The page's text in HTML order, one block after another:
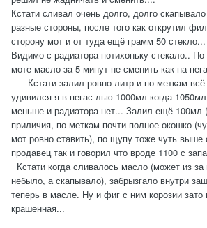
Кстати сливал очень долго, долго
разные стороны, после того как открутил
сторону мот и от туда ещё грамм 50
Видимо с радиатора потихоньку стекало..
моте масло за 5 минут не сменить как на
Кстати залил ровно литр и по меткам
удивился я в пегас лью 1000мл когда
меньше и радиатора нет... Залил ещё 100мл
приличия, по меткам почти полное окошко
мот ровно ставить), по щупу тоже чуть выше
продавец так и говорил что вроде 1100 с
Кстати когда сливалось масло (может из за
небыло, а скапывало), забрызгало внутри
теперь в масле. Ну и фиг с ним корозии зато
крашенная...